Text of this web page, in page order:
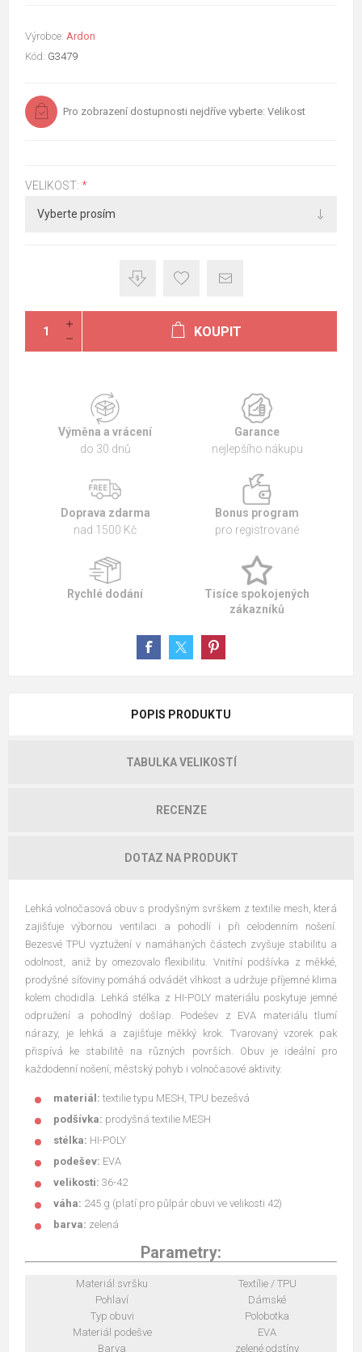
Výrobce: Ardon
Kód: G3479
Pro zobrazení dostupnosti nejdříve vyberte: Velikost
VELIKOST: *
KOUPIT
Výměna a vrácení
do 30 dnů
Garance
nejlepšího nákupu
Doprava zdarma
nad 1500 Kč
Bonus program
pro registrované
Rychlé dodání
Tisíce spokojených
zákazníků
POPIS PRODUKTU
TABULKA VELIKOSTÍ
RECENZE
DOTAZ NA PRODUKT
Lehká volnočasová obuv s prodyšným svrškem z textilie mesh, která
zajišťuje výbornou ventilaci a pohodlí i při celodenním nošení.
Bezesvé TPU vyztužení v namáhaných částech zvyšuje stabilitu a
odolnost, aniž by omezovalo flexibilitu. Vnitřní podšívka z měkké,
prodyšné síťoviny pomáhá odvádět vlhkost a udržuje příjemné klima
kolem chodidla. Lehká stélka z HI-POLY materiálu poskytuje jemné
odpružení a pohodlný došlap. Podešev z EVA materiálu tlumí
nárazy, je lehká a zajišťuje měkký krok. Tvarovaný vzorek pak
přispívá ke stabilitě na různých površích. Obuv je ideální pro
každodenní nošení, městský pohyb i volnočasové aktivity.
materiál: textilie typu MESH, TPU bezešvá
podšívka: prodyšná textilie MESH
stélka: HI-POLY
podešev: EVA
velikosti: 36-42
váha: 245 g (platí pro půlpár obuvi ve velikosti 42)
barva: zelená
Parametry:
Materiál svršku
Textílie / TPU
Pohlaví
Dámské
Typ obuvi
Polobotka
Materiál podešve
EVA
Barva
zelené odstíny